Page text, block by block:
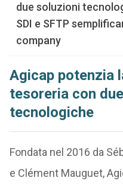
due soluzioni
SDI e SFTP
company
Agicap potenzia
tesoreria con
tecnologiche
Fondata nel 2016 da
e Clément Mauguet,